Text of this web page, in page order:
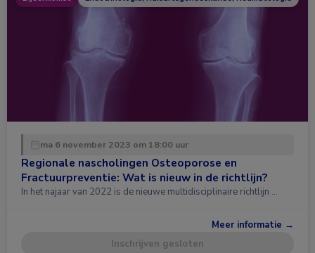
ma 6 november 2023 om 18:00 uur
Regionale nascholingen Osteoporose en
Fractuurpreventie: Wat is nieuw in de richtlijn?
In het najaar van 2022 is de nieuwe multidisciplinaire richtlijn …
Meer informatie →
Inschrijven gesloten